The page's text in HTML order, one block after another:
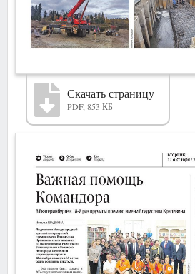
Скачать страницу
PDF, 853 КБ